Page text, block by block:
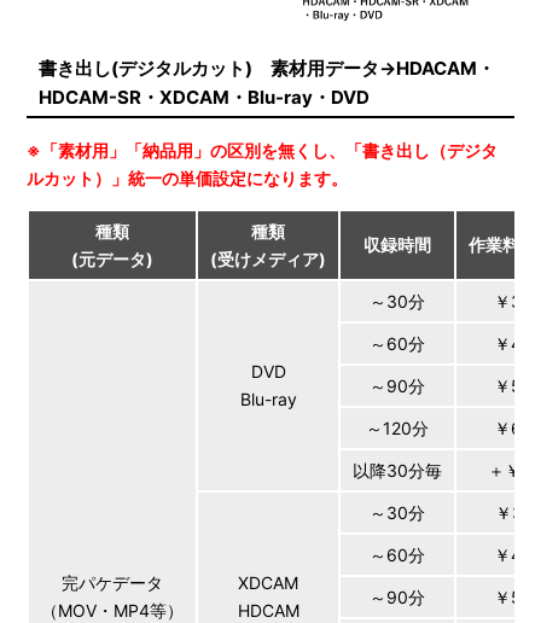
書き出し(デジタルカット) 素材用データ→HDACAM・
HDCAM-SR・XDCAM・Blu-ray・DVD
※「素材用」「納品用」の区別を無くし、「書き出し（デジタ
ルカット）」統一の単価設定になります。
種類
(元データ)
種類
(受けメディア)
収録時間 作業料
完パケデータ
（MOV・MP4等）
DVD
Blu-ray
～30分 ￥
～60分 ￥
～90分 ￥
～120分 ￥
以降30分毎 ＋￥
XDCAM
HDCAM
～30分 ￥
～60分 ￥
～90分 ￥